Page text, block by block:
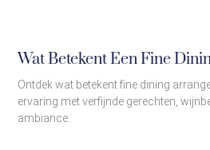
Wat Betekent Een Fine
Ontdek wat betekent fine dining
ervaring met verfijnde gerechten,
ambiance.